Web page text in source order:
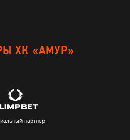
ХК «АМУР»
партнёр